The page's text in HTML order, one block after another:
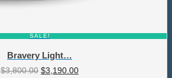
SALE!
Bravery Light…
$3,800.00 El
$3,190.00El